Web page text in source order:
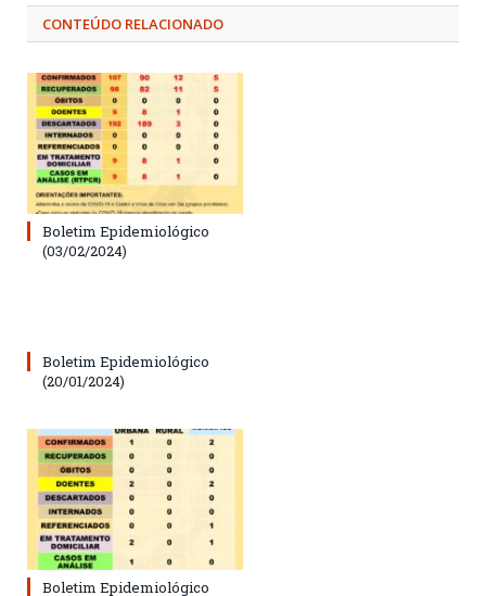
CONTEÚDO RELACIONADO
Boletim Epidemiológico
(03/02/2024)
Boletim Epidemiológico
(20/01/2024)
Boletim Epidemiológico